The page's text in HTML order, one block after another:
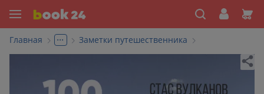
Главная ... Заметки путешественника